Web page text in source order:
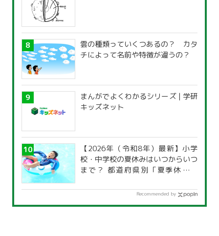
雲の種類っていくつあるの？ カタ
チによって名前や特徴が違うの？
まんがでよくわかるシリーズ | 学研
キッズネット
【2026年（令和8年）最新】小学
校・中学校の夏休みはいつからいつ
まで？ 都道府県別「夏季休暇一
Recommended by